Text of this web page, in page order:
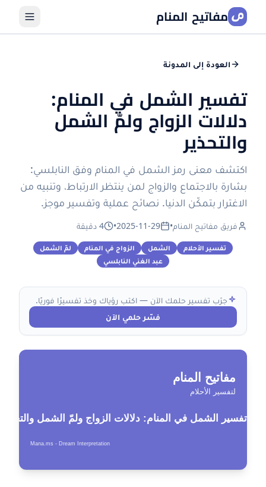
مفاتيح المنام
العودة إلى المدونة
تفسير الشمل في المنام:
دلالات الزواج ولمّ الشمل
والتحذير
اكتشف معنى رمز الشمل في المنام وفق النابلسي:
بشارة بالاجتماع والزواج لمن ينتظر الارتباط، وتنبيه من
الاغترار بتمكّن الدنيا. نصائح عملية وتفسير موجز.
فريق مفاتيح المنام•
2025-11-29
• 4 دقيقة
تفسير الأحلام الشمل الزواج في المنام
لمّ الشمل
عبد الغني النابلسي
جرّب تفسير حلمك الآن — اكتب رؤياك وخذ تفسيرًا فوريًا.
فسّر حلمي الآن